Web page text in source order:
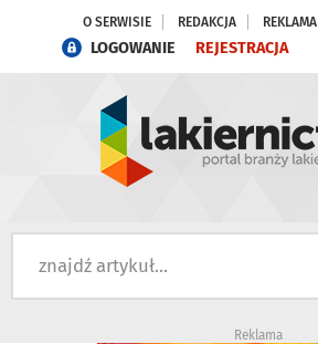
O SERWISIE REDAKCJA REKLAMA
LOGOWANIE REJESTRACJA
Reklama